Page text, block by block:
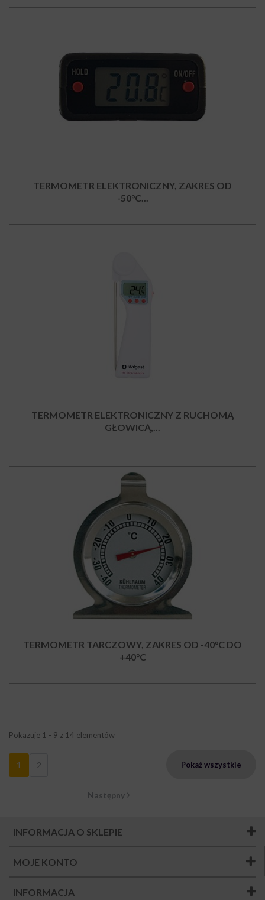
TERMOMETR ELEKTRONICZNY, ZAKRES OD
-50°C...
TERMOMETR ELEKTRONICZNY Z RUCHOMĄ
GŁOWICĄ,...
TERMOMETR TARCZOWY, ZAKRES OD -40°C DO
+40°C
Pokaż wszystkie
1 2
Następny
Pokazuje 1 - 9 z 14 elementów
INFORMACJA O SKLEPIE
MOJE KONTO
INFORMACJA